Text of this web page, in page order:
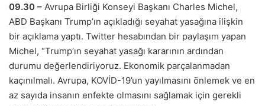
09.30 – Avrupa Birliği Konseyi Başkanı Charles Michel,
ABD Başkanı Trump’ın açıkladığı seyahat yasağına ilişkin
bir açıklama yaptı. Twitter hesabından bir paylaşım yapan
Michel, “Trump’ın seyahat yasağı kararının ardından
durumu değerlendiriyoruz. Ekonomik parçalanmadan
kaçınılmalı. Avrupa, KOVİD-19’un yayılmasını önlemek ve en
az sayıda insanın enfekte olmasını sağlamak için gerekli